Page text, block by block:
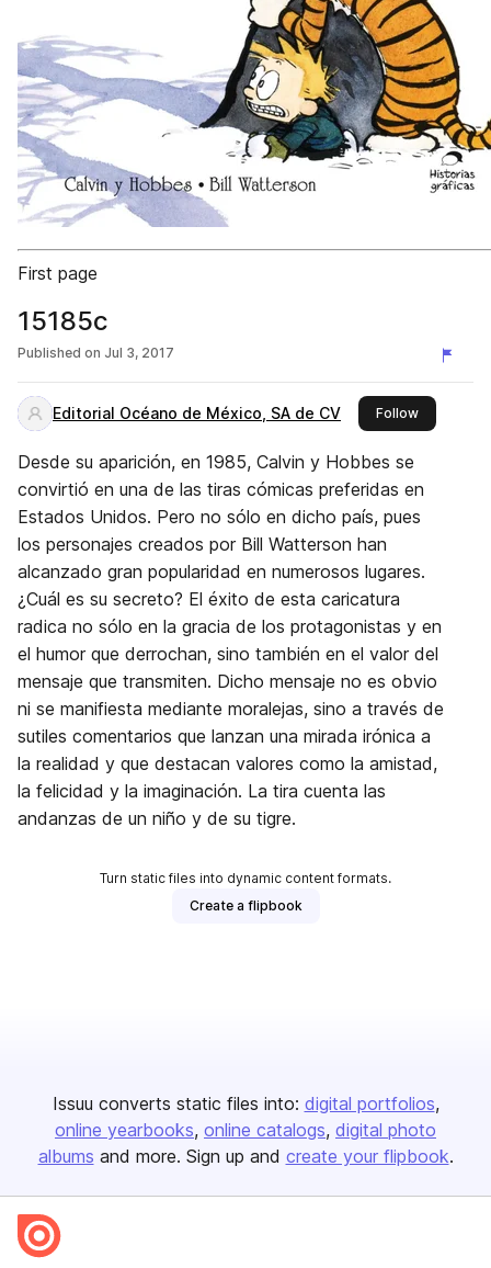
First page
15185c
Published on Jul 3, 2017
Editorial Océano de México, SA de CV Followthis
Desde su aparición, en 1985, Calvin y Hobbes se
convirtió en una de las tiras cómicas preferidas en
Estados Unidos. Pero no sólo en dicho país, pues
los personajes creados por Bill Watterson han
alcanzado gran popularidad en numerosos lugares.
¿Cuál es su secreto? El éxito de esta caricatura
radica no sólo en la gracia de los protagonistas y en
el humor que derrochan, sino también en el valor del
mensaje que transmiten. Dicho mensaje no es obvio
ni se manifiesta mediante moralejas, sino a través de
sutiles comentarios que lanzan una mirada irónica a
la realidad y que destacan valores como la amistad,
la felicidad y la imaginación. La tira cuenta las
andanzas de un niño y de su tigre.
Turn static files into dynamic content formats.
Create a flipbook
Issuu converts static files into: digital portfolios
online yearbooks online catalogs digital photo
albums and more. Sign up and create your flipbook.